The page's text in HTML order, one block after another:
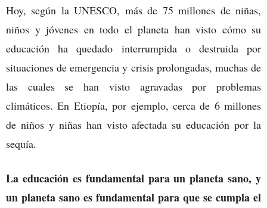
Hoy, según la UNESCO, más de 75 millones de niñas,
niños y jóvenes en todo el planeta han visto cómo su
educación ha quedado interrumpida o destruida por
situaciones de emergencia y crisis prolongadas, muchas de
las cuales se han visto agravadas por problemas
climáticos. En Etiopía, por ejemplo, cerca de 6 millones
de niños y niñas han visto afectada su educación por la
sequía.
La educación es fundamental para un planeta sano, y
un planeta sano es fundamental para que se cumpla el